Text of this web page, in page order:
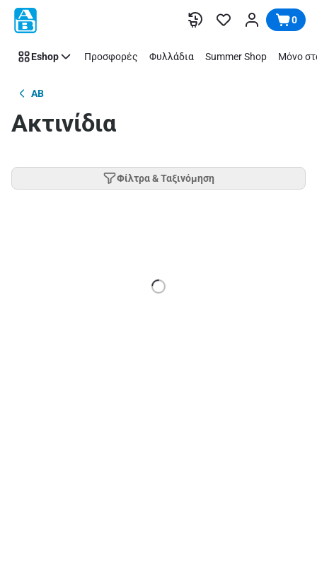
Παράλειψη 0
Eshop Προσφορές Φυλλάδια Summer Shop Μόνο
AB
Ακτινίδια
Φίλτρα & Ταξινόμηση